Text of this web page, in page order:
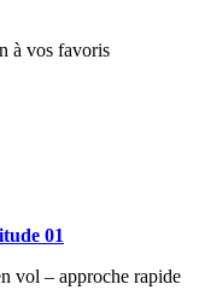
01
vol – approche rapide